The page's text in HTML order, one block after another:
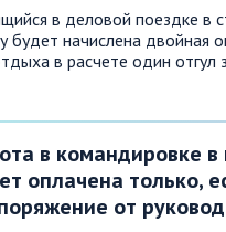
в деловой поездке
начислена двойная
в расчете один отгул
в командировке
оплачена только,
от